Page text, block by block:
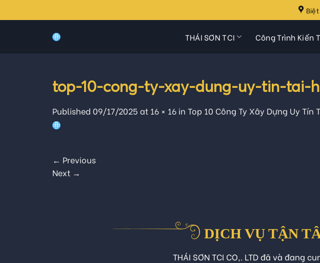
to
THÁI SƠN TCI Công Trình Kiến
top-10-cong-ty-xay-dung-uy-tin-tai-
Published 09/17/2025 at 16 × 16 in Top 10 Công Ty Xây Dựng Uy
← Previous
Next →
DỊCH VỤ TẬN
THÁI SƠN TCI CO,. LTD đã và đang